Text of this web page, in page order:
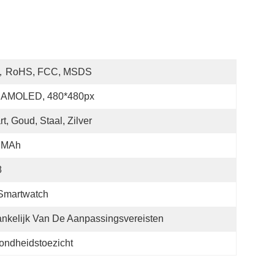
RoHS, FCC, MSDS
480*480px
Goud, Staal, Zilver
Van De Aanpassingsvereisten